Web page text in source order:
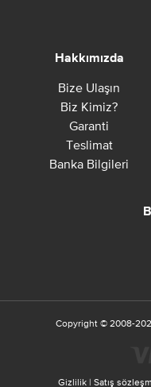
Hakkımızda
Bize Ulaşın
Biz Kimiz?
Garanti
Teslimat
Banka Bilgileri
Copyright © 2008-
Gizlilik| Satış